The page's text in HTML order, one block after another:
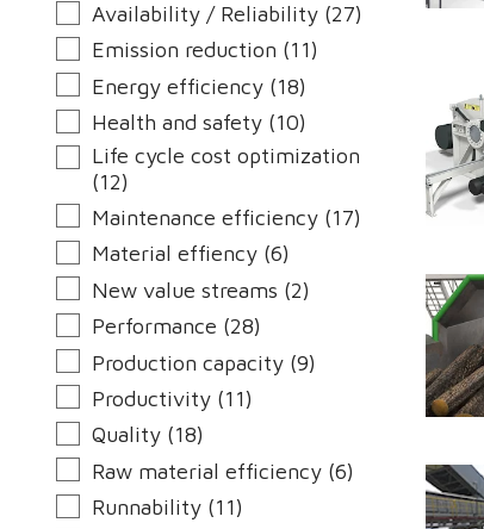
Availability / Reliability (27)
Emission reduction (11)
Energy efficiency (18)
Health and safety (10)
Life cycle cost optimization
(12)
Maintenance efficiency (17)
Material effiency (6)
New value streams (2)
Performance (28)
Production capacity (9)
Productivity (11)
Quality (18)
Raw material efficiency (6)
Runnability (11)